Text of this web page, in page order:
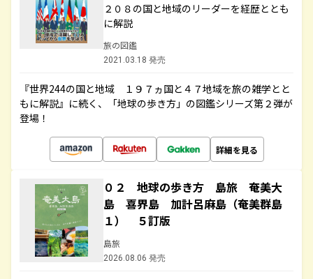
２０８の国と地域のリーダーを経歴ととも
に解説
旅の図鑑
2021.03.18 発売
『世界244の国と地域 １９７ヵ国と４７地域を旅の雑学とと
もに解説』に続く、「地球の歩き方」の図鑑シリーズ第２弾が
登場！
詳細を見る
０２ 地球の歩き方 島旅 奄美大
島 喜界島 加計呂麻島（奄美群島
１） ５訂版
島旅
2026.08.06 発売